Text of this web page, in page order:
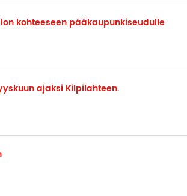
kohteeseen pääkaupunkiseudulle
ajaksi Kilpilahteen.